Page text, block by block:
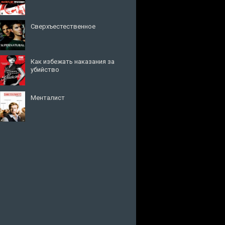
Сверхъестественное
Как избежать наказания за
убийство
Менталист